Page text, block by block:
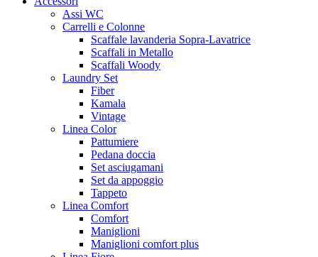
Assi WC
Carrelli e Colonne
Scaffale lavanderia Sopra-Lavatrice
Scaffali in Metallo
Scaffali Woody
Laundry Set
Fiber
Kamala
Vintage
Linea Color
Pattumiere
Pedana doccia
Set asciugamani
Set da appoggio
Tappeto
Linea Comfort
Comfort
Maniglioni
Maniglioni comfort plus